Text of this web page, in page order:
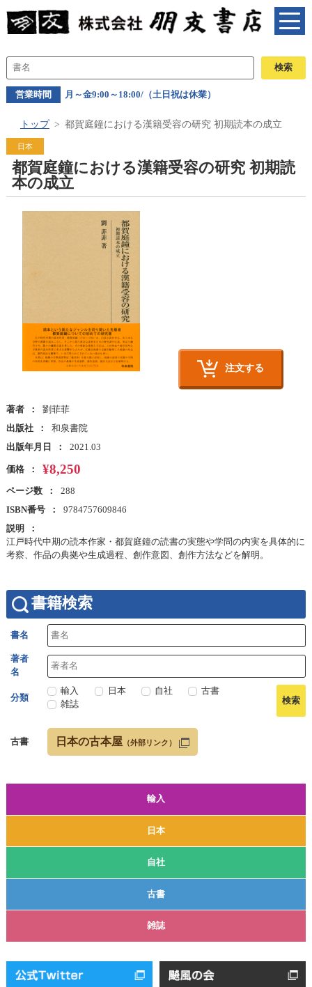
営業時間 月～金9:00～18:00/（土日祝は休業）
トップ 都賀庭鐘における漢籍受容の研究 初期読本の成立
輸入
日本
自社
古書
雑誌
日本
都賀庭鐘における漢籍受容の研究 初期読
本の成立
注文する
著者
劉菲菲
出版社
和泉書院
出版年月日
2021.03
価格 ¥8,250
ページ数
288
ISBN番号
9784757609846
説明
江戸時代中期の読本作家・都賀庭鐘の読書の実態や学問の内実を具体的に
考察、作品の典拠や生成過程、創作意図、創作方法などを解明。
書籍検索
書名
著者
名
分類
輸入 日本 自社
古書
雑誌
古書 日本の古本屋 （外部リンク）